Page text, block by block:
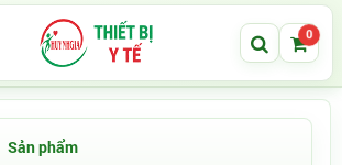
0
Sản phẩm